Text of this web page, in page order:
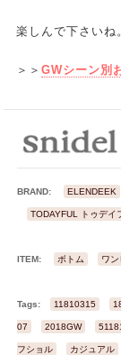
楽しんで下さいね
＞＞ GWシーン別
BRAND: ELENDEEK
TODAYFUL トゥデイ
ITEM: ボトム ワン
Tags: 11810315
07 2018GW
フショル カジュアル